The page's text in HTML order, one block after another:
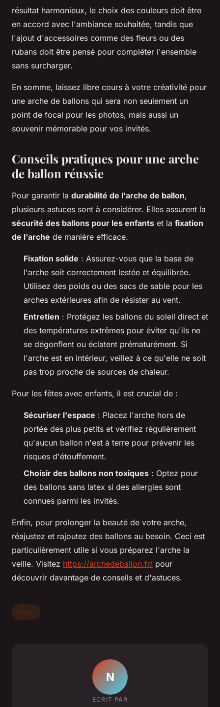
résultat harmonieux, le choix des couleurs doit être
en accord avec l'ambiance souhaitée, tandis que
l'ajout d'accessoires comme des fleurs ou des
rubans doit être pensé pour compléter l'ensemble
sans surcharger.
En somme, laissez libre cours à votre créativité pour
une arche de ballons qui sera non seulement un
point de focal pour les photos, mais aussi un
souvenir mémorable pour vos invités.
Conseils pratiques pour une arche
de ballon réussie
Pour garantir la durabilité de l'arche de ballon,
plusieurs astuces sont à considérer. Elles assurent la
sécurité des ballons pour les enfants et la fixation
de l'arche de manière efficace.
Fixation solide : Assurez-vous que la base de
l'arche soit correctement lestée et équilibrée.
Utilisez des poids ou des sacs de sable pour les
arches extérieures afin de résister au vent.
Entretien : Protégez les ballons du soleil direct et
des températures extrêmes pour éviter qu'ils ne
se dégonflent ou éclatent prématurément. Si
l'arche est en intérieur, veillez à ce qu'elle ne soit
pas trop proche de sources de chaleur.
Pour les fêtes avec enfants, il est crucial de :
Sécuriser l'espace : Placez l'arche hors de
portée des plus petits et vérifiez régulièrement
qu'aucun ballon n'est à terre pour prévenir les
risques d'étouffement.
Choisir des ballons non toxiques : Optez pour
des ballons sans latex si des allergies sont
connues parmi les invités.
Enfin, pour prolonger la beauté de votre arche,
réajustez et rajoutez des ballons au besoin. Ceci est
particulièrement utile si vous préparez l'arche la
veille. Visitez https://archedeballon.fr/ pour
découvrir davantage de conseils et d'astuces.
Actu
N
ECRIT PAR